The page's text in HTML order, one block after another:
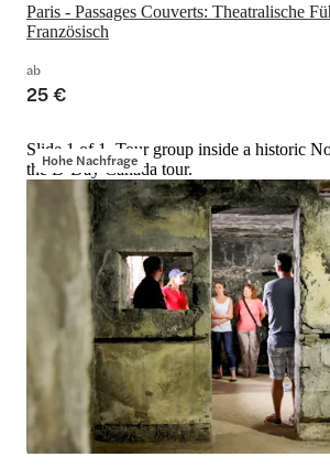
Paris - Passages Couverts: Theatralische
Französisch
ab
25 €
Hohe Nachfrage
Slide 1 of 1, Tour group inside a historic
the D-Day Canada tour.